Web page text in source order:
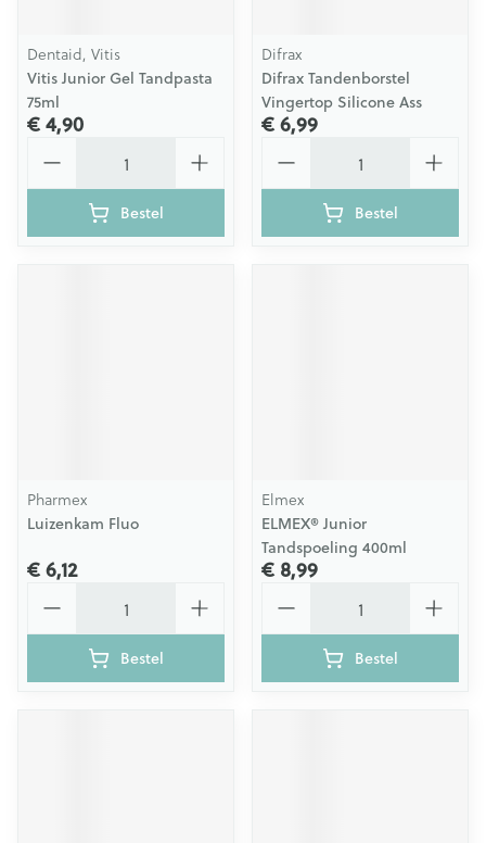
Dentaid, Vitis
Vitis Junior Gel Tandpasta
75ml
€ 4,90
Bestel
Difrax
Difrax Tandenborstel
Vingertop Silicone Ass
€ 6,99
Bestel
Pharmex
Luizenkam Fluo
€ 6,12
Bestel
Elmex
ELMEX® Junior
Tandspoeling 400ml
€ 8,99
Bestel